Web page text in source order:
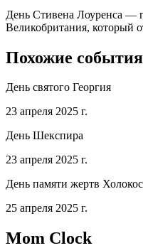
День Стивена Лоуренса —
Великобритания, который
Похожие события
День святого Георгия
23 апреля 2025 г.
День Шекспира
23 апреля 2025 г.
День памяти жертв
25 апреля 2025 г.
Mom Clock